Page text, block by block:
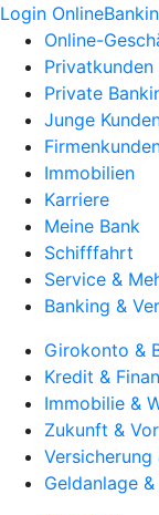
Login
Online-
Privatkunden
Private
Junge
Immobilien
Karriere
Meine Bank
Schifffahrt
Service &
Banking &
Girokonto &
Kredit &
Immobilie &
Zukunft &
Versicherung
Geldanlage